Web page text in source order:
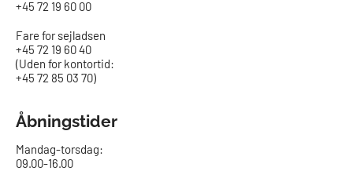
+45 72 19 60 00
Fare for sejladsen
+45 72 19 60 40
(Uden for kontortid:
+45 72 85 03 70)
Åbningstider
Mandag-torsdag:
09.00-16.00​